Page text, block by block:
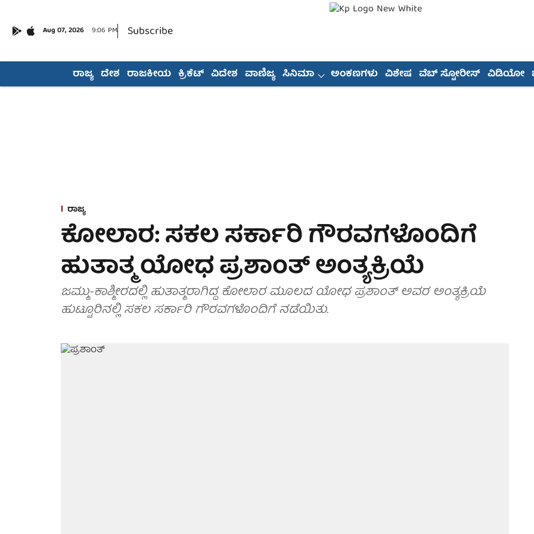
Aug 07, 2026 9:06 PM Subscribe
ರಾಜ್ಯ ದೇಶ ರಾಜಕೀಯ ಕ್ರಿಕೆಟ್ ವಿದೇಶ ವಾಣಿಜ್ಯ ಸಿನಿಮಾ ಅಂಕಣಗಳು ವಿಶೇಷ ವೆಬ್ ಸ್ಟೋರೀಸ್ ವಿಡಿಯೋ
ರಾಜ್ಯ
ಕೋಲಾರ: ಸಕಲ ಸರ್ಕಾರಿ ಗೌರವಗಳೊಂದಿಗೆ
ಹುತಾತ್ಮ ಯೋಧ ಪ್ರಶಾಂತ್ ಅಂತ್ಯಕ್ರಿಯೆ
ಜಮ್ಮು-ಕಾಶ್ಮೀರದಲ್ಲಿ ಹುತಾತ್ಮರಾಗಿದ್ದ ಕೋಲಾರ ಮೂಲದ ಯೋಧ ಪ್ರಶಾಂತ್ ಅವರ ಅಂತ್ಯಕ್ರಿಯೆ
ಹುಟ್ಟೂರಿನಲ್ಲಿ ಸಕಲ ಸರ್ಕಾರಿ ಗೌರವಗಳೊಂದಿಗೆ ನಡೆಯಿತು.